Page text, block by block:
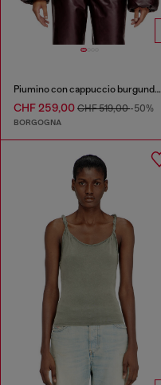
Piumino con cappuccio burgundy in tessuto coated
CHF 259,00 CHF 519,00-50%
BORGOGNA